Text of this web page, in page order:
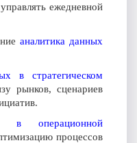
ежедневной
аналитика данных
в стратегическом
рынков, сценариев
в операционной
процессов